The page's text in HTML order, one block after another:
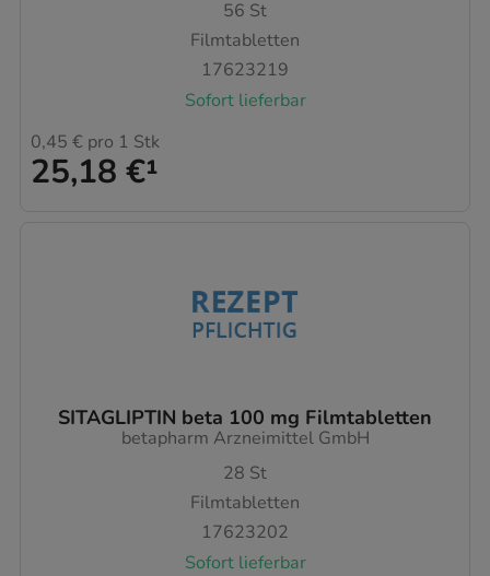
56 St
Filmtabletten
17623219
Sofort lieferbar
25,18 €¹
0,45 € pro 1 Stk
SITAGLIPTIN beta 100 mg Filmtabletten
betapharm Arzneimittel GmbH
28 St
Filmtabletten
17623202
Sofort lieferbar